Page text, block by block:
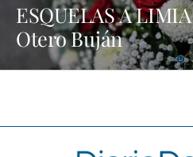
ESQUELAS A
Otero Buján